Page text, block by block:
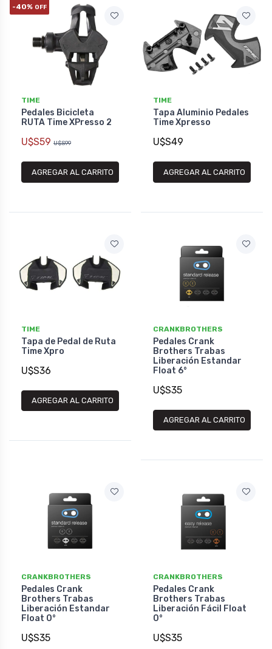
-40% OFF
TIME
Pedales Bicicleta
RUTA Time XPresso 2
U$S59 U$S99
AGREGAR AL CARRITO
TIME
Tapa Aluminio Pedales
Time Xpresso
U$S49
AGREGAR AL CARRITO
TIME
Tapa de Pedal de Ruta
Time Xpro
U$S36
AGREGAR AL CARRITO
CRANKBROTHERS
Pedales Crank
Brothers Trabas
Liberación Estandar
Float 6°
U$S35
AGREGAR AL CARRITO
CRANKBROTHERS
Pedales Crank
Brothers Trabas
Liberación Estandar
Float 0°
U$S35
CRANKBROTHERS
Pedales Crank
Brothers Trabas
Liberación Fácil Float
0°
U$S35